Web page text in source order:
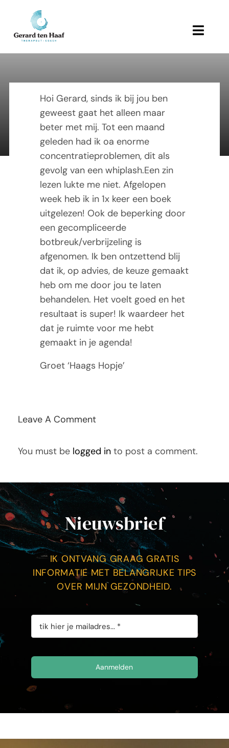
inhoud
Toggle
Behandeling en therapie
Referenties
Over Gerard
Actueel
Tarieven
Contact
Haags Hopje
23 Maart 2010
Hoi Gerard, sinds ik bij jou ben
geweest gaat het alleen maar
beter met mij. Tot een maand
geleden had ik oa enorme
concentratieproblemen, dit als
gevolg van een whiplash.Een zin
lezen lukte me niet. Afgelopen
week heb ik in 1x keer een boek
uitgelezen! Ook de beperking door
een gecompliceerde
botbreuk/verbrijzeling is
afgenomen. Ik ben ontzettend blij
dat ik, op advies, de keuze gemaakt
heb om me door jou te laten
behandelen. Het voelt goed en het
resultaat is super! Ik waardeer het
dat je ruimte voor me hebt
gemaakt in je agenda!
Groet ‘Haags Hopje’
Leave A Comment
You must be logged in to post a comment.
Nieuwsbrief
IK ONTVANG GRAAG GRATIS
INFORMATIE MET BELANGRIJKE TIPS
OVER MIJN GEZONDHEID.
Aanmelden